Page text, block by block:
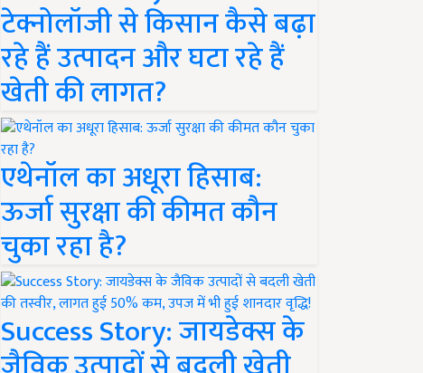
टेक्नोलॉजी से किसान कैसे बढ़ा
रहे हैं उत्पादन और घटा रहे हैं
खेती की लागत?
एथेनॉल का अधूरा हिसाब:
ऊर्जा सुरक्षा की कीमत कौन
चुका रहा है?
Success Story: जायडेक्स के